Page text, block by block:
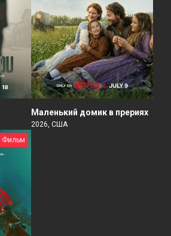
Маленький домик в прериях
2026, США
Фильм